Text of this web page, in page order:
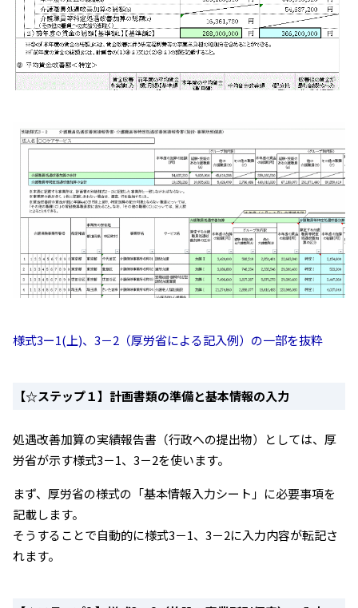
様式3ー1(上)、3－2（厚労省による記入例）の一部を抜粋
【☆ステップ１】計画書類の準備と基本情報の入力
処遇改善加算の実績報告書（行政への提出物）としては、厚
労省が示す様式3－1、3－2を使います。
まず、厚労省の様式の「基本情報入力シート」に必要事項を
記載します。
そうすることで自動的に様式3－1、3－2に入力内容が転記さ
れます。